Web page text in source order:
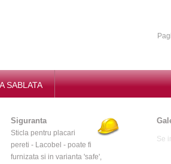
SABLATA
Siguranta
Sticla pentru placari
pereti - Lacobel - poate fi
furnizata si in varianta 'safe',
Se